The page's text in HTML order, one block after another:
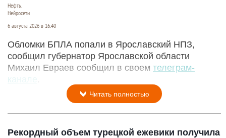
Нефть.
Нейросети
6 августа 2026 в 16:40
Обломки БПЛА попали в Ярославский НПЗ,
сообщил губернатор Ярославской области
Михаил Евраев сообщил в своем телеграм-
канале
Читать полностью
Рекордный объем турецкой ежевики получила